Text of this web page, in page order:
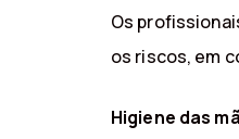
Os
os riscos, em
Higiene das